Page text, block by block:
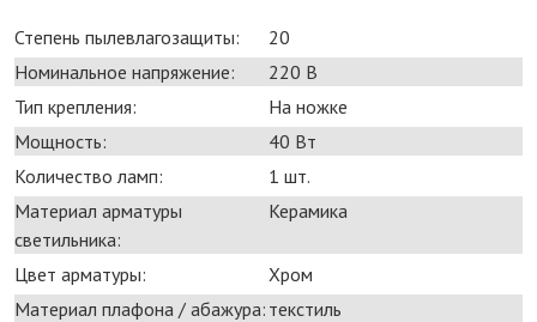
Степень пылевлагозащиты:
20
Номинальное напряжение:
220 В
Тип крепления:
На ножке
Мощность:
40 Bт
Количество ламп:
1 шт.
Материал арматуры
светильника:
Керамика
Цвет арматуры:
Хром
Материал плафона / абажура: текстиль